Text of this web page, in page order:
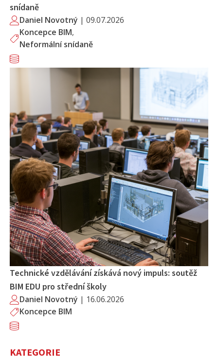
snídaně
Daniel Novotný | 09.07.2026
Koncepce BIM,
Neformální snídaně
Technické vzdělávání získává nový impuls: soutěž
BIM EDU pro střední školy
Daniel Novotný | 16.06.2026
Koncepce BIM
KATEGORIE